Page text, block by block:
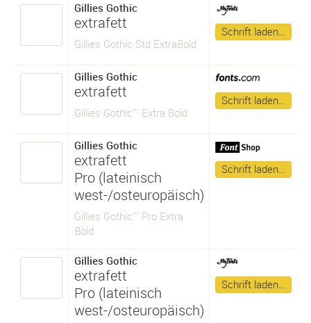
Gillies Gothic
extrafett
Gillies Gothic Std ExtraBold
Schrift laden…
Gillies Gothic
extrafett
Gillies Gothic™ Extra Bold
Schrift laden…
Gillies Gothic
extrafett
Pro (lateinisch
west-/osteuropäisch)
Gillies Gothic™ Pro Extra
Bold
Schrift laden…
Gillies Gothic
extrafett
Pro (lateinisch
west-/osteuropäisch)
Schrift laden…